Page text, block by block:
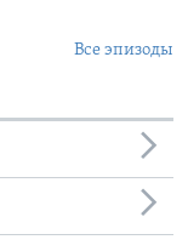
Все эпизоды